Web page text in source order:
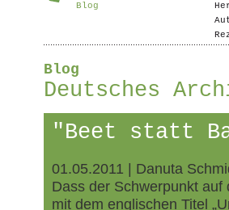
Blog
Blog
Deutsches
"Beet statt
01.05.2011 | Danuta
Dass der Schwerpunkt
mit dem englischen Titel